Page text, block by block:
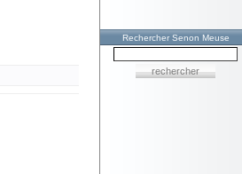
Rechercher Senon Meuse